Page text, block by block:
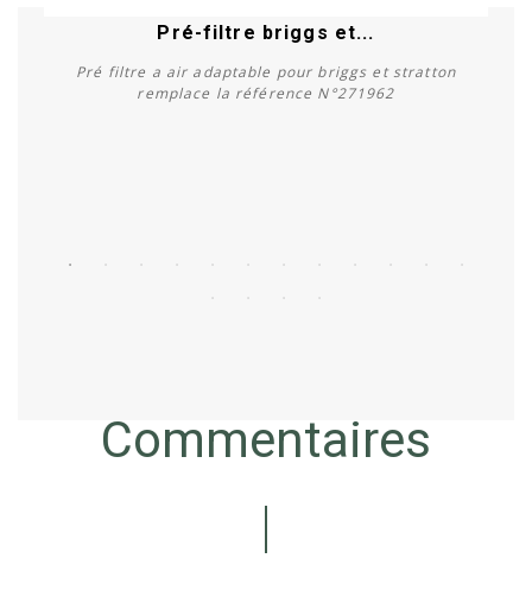
Pré-filtre briggs et...
Pré filtre a air adaptable pour briggs et stratton
remplace la référence N°271962
Commentaires